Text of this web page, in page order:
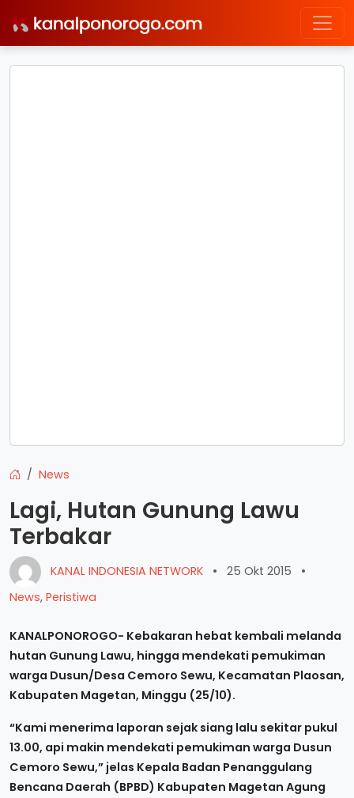
News
Lagi, Hutan Gunung Lawu
Terbakar
KANAL INDONESIA NETWORK • 25 Okt 2015
•
News, Peristiwa
KANALPONOROGO- Kebakaran hebat kembali melanda
hutan Gunung Lawu, hingga mendekati pemukiman
warga Dusun/Desa Cemoro Sewu, Kecamatan Plaosan,
Kabupaten Magetan, Minggu (25/10).
“Kami menerima laporan sejak siang lalu sekitar pukul
13.00, api makin mendekati pemukiman warga Dusun
Cemoro Sewu,” jelas Kepala Badan Penanggulang
Bencana Daerah (BPBD) Kabupaten Magetan Agung